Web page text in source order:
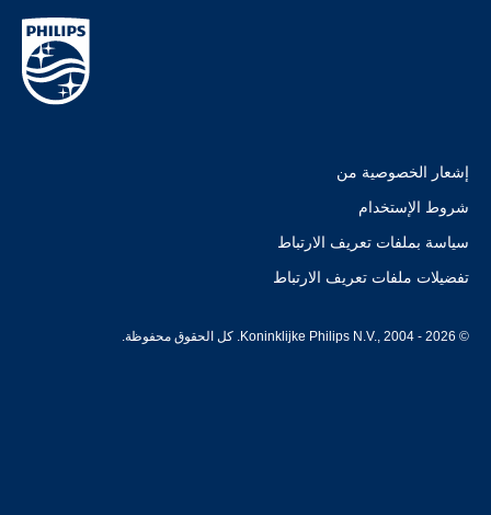
إشعار الخصوصية من
شروط الإستخدام
سياسة بملفات تعريف الارتباط
تفضيلات ملفات تعريف الارتباط
© Koninklijke Philips N.V., 2004 - 2026. كل الحقوق محفوظة.